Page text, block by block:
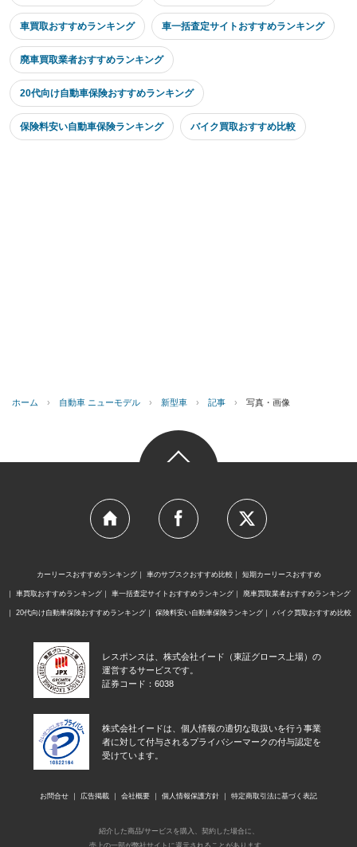
車買取おすすめランキング 車一括査定サイトおすすめランキング
廃車買取業者おすすめランキング
20代向け自動車保険おすすめランキング
保険料安い自動車保険ランキング バイク買取おすすめ比較
ホーム › 自動車 ニューモデル › 新型車 › 記事 › 写真・画像
カーリースおすすめランキング 車のサブスクおすすめ比較 短期カーリースおすすめ
車買取おすすめランキング 車一括査定サイトおすすめランキング 廃車買取業者おすすめランキング
20代向け自動車保険おすすめランキング 保険料安い自動車保険ランキング バイク買取おすすめ比較
レスポンスは、株式会社イード（東証グロース上場）の
運営するサービスです。
証券コード：6038
株式会社イードは、個人情報の適切な取扱いを行う事業
者に対して付与されるプライバシーマークの付与認定を
受けています。
お問合せ 広告掲載 会社概要 個人情報保護方針 特定商取引法に基づく表記
紹介した商品/サービスを購入、契約した場合に、